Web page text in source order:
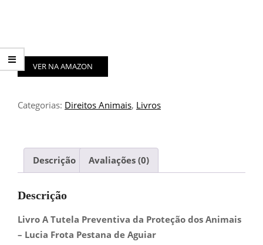
VER NA AMAZON
Categorias: Direitos Animais, Livros
Descrição Avaliações (0)
Descrição
Livro A Tutela Preventiva da Proteção dos Animais
– Lucia Frota Pestana de Aguiar